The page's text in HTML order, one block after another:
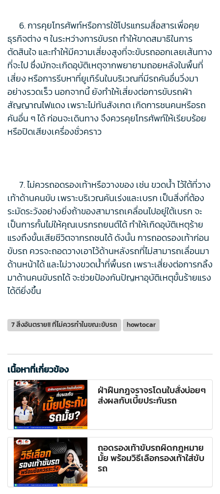
6. การคุยโทรศัพท์หรือการใช้โปรแกรมสื่อสารเพื่อคุย
ธุรกิจต่าง ๆ ในระหว่างการขับรถ ทำให้ขาดสมาธิในการ
ตัดสินใจ และทำให้มีความเสี่ยงสูงที่จะขับรถออกเลยเส้นทาง
ที่จะไป ซึ่งมักจะเกิดอุบัติเหตุจากพยายามถอยหลังในพื้นที่
เสี่ยง หรือการรีบหาที่ยูเทิร์นในบริเวณที่มีรถคันอื่นวิ่งมา
อย่างรวดเร็ว นอกจากนี้ ยังทำให้เสี่ยงต่อการขับรถฝ่า
สัญญาณไฟแดง เพราะไม่ทันสังเกต เกิดการชนคนหรือรถ
คันอื่น ๆ ได้ ก่อนจะเดินทาง จึงควรคุยโทรศัพท์ให้เรียบร้อย
หรือปิดเสียงเครื่องชั่วคราว
7. ไม่ควรถอดรองเท้าหรือวางของ เช่น ขวดน้ำ ไว้ใต้ที่วาง
เท้าด้านคนขับ เพราะบริเวณคันเร่งและเบรก เป็นสิ่งที่ต้อง
ระมัดระวังอย่างยิ่งถ้าของสามารถเคลื่อนไปอยู่ใต้เบรก จะ
เป็นการกั้นไม่ให้คุณเบรกรถยนต์ได้ ทำให้เกิดอุบัติเหตุร้าย
แรงถึงขั้นเสียชีวิตจากรถชนได้ ดังนั้น การถอดรองเท้าก่อน
ขับรถ ควรจะถอดวางเอาไว้ด้านหลังรถที่ไม่สามารถเลื่อนมา
ด้านหน้าได้ และไม่วางขวดน้ำที่พื้นรถ เพราะเสี่ยงต่อการกลิ้ง
มาด้านคนขับรถได้ จะช่วยป้องกันปัญหาอุบัติเหตุขั้นร้ายแรง
ได้ดียิ่งขึ้น
7 สิ่งอันตราย!! ที่ไม่ควรทำในขณะขับรถ howtocar
เนื้อหาที่เกี่ยวข้อง
ฝ่าฝืนกฎจราจรโดนใบสั่งบ่อยๆ
ส่งผลกับเบี้ยประกันรถ
ถอดรองเท้าขับรถผิดกฎหมาย
มั้ย พร้อมวิธีเลือกรองเท้าใส่ขับ
รถ